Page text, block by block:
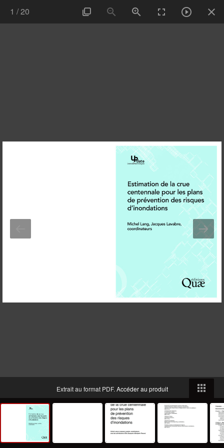
1 /20
Extrait au format PDF. Accéder au produit